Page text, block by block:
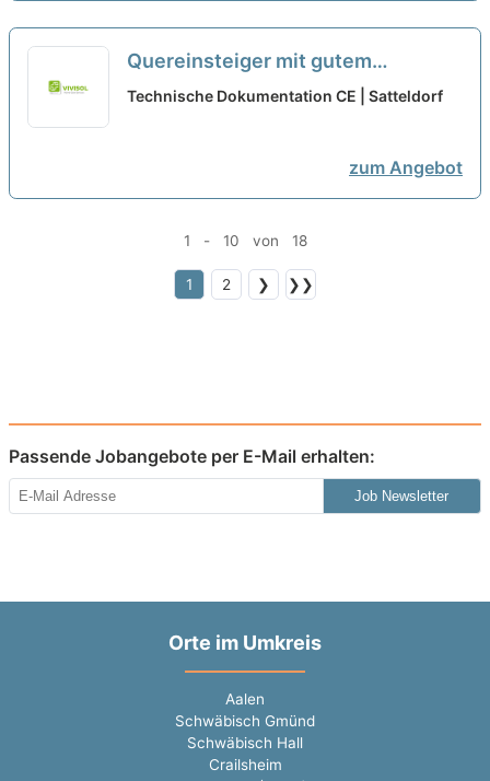
Quereinsteiger mit gutem
technischen Verständnis (m/w/d)
Technische Dokumentation CE | Satteldorf
zum Angebot
1 - 10 von 18
1 2 ❯ ❯❯
Passende Jobangebote per E-Mail erhalten:
Job Newsletter
Orte im Umkreis
Aalen
Schwäbisch Gmünd
Schwäbisch Hall
Crailsheim